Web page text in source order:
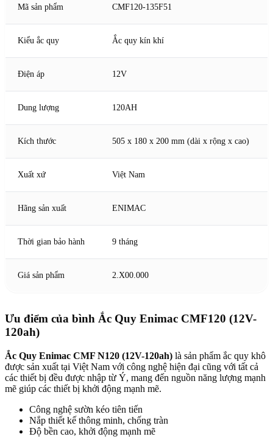
Mã sản phẩm CMF120-135F51
Kiểu ắc quy Ắc quy kín khí
Điện áp 12V
Dung lượng 120AH
Kích thước 505 x 180 x 200 mm (dài x rộng x cao)
Xuất xứ Việt Nam
Hãng sản xuất ENIMAC
Thời gian bảo hành 9 tháng
Giá sản phẩm 2.X00.000
Ưu điểm của bình Ắc Quy Enimac CMF120 (12V-
120ah)
Ắc Quy Enimac CMF N120 (12V-120ah) là sản phẩm ắc quy khô
được sản xuất tại Việt Nam với công nghệ hiện đại cũng với tất cả
các thiết bị đều được nhập từ Ý, mang đến nguồn năng lượng mạnh
mẽ giúp các thiết bị khởi động mạnh mẽ.
Công nghệ sườn kéo tiên tiến
Nắp thiết kế thông minh, chống tràn
Độ bền cao, khởi động mạnh mẽ